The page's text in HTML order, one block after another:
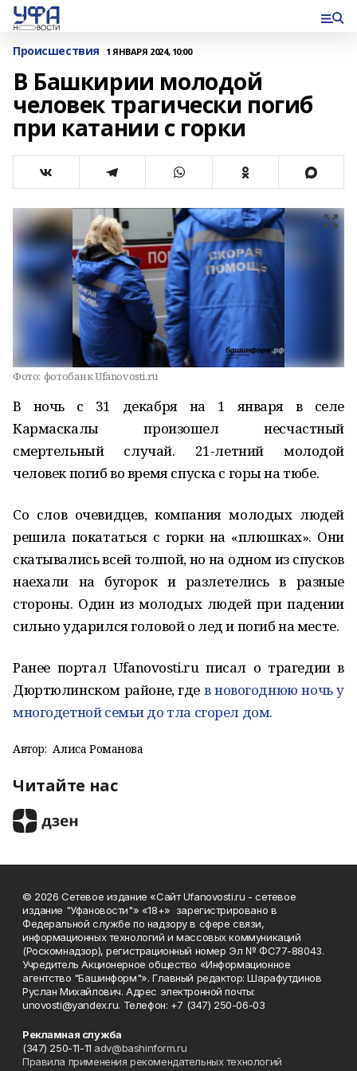
Происшествия 1 ЯНВАРЯ 2024, 10:00
В Башкирии молодой
человек трагически погиб
при катании с горки
Фото: фотобанк Ufanovosti.ru
В ночь с 31 декабря на 1 января в селе
Кармаскалы произошел несчастный
смертельный случай. 21-летний молодой
человек погиб во время спуска с горы на тюбе.
Со слов очевидцев, компания молодых людей
решила покататься с горки на «плюшках». Они
скатывались всей толпой, но на одном из спусков
наехали на бугорок и разлетелись в разные
стороны. Один из молодых людей при падении
сильно ударился головой о лед и погиб на месте.
Ранее портал Ufanovosti.ru писал о трагедии в
Дюртюлинском районе, где в новогоднюю ночь у
многодетной семьи до тла сгорел дом.
Автор: Алиса Романова
Читайте нас
© 2026 Сетевое издание «Сайт Ufanovosti.ru - сетевое
издание "Уфановости"» «18+» зарегистрировано в
Федеральной службе по надзору в сфере связи,
информационных технологий и массовых коммуникаций
(Роскомнадзор), регистрационный номер Эл № ФС77-88043.
Учредитель Акционерное общество «Информационное
агентство "Башинформ"». Главный редактор: Шарафутдинов
Руслан Михайлович. Адрес электронной почты:
unovosti@yandex.ru. Телефон: +7 (347) 250-06-03
Рекламная служба
(347) 250-11-11 adv@bashinform.ru
Правила применения рекомендательных технологий